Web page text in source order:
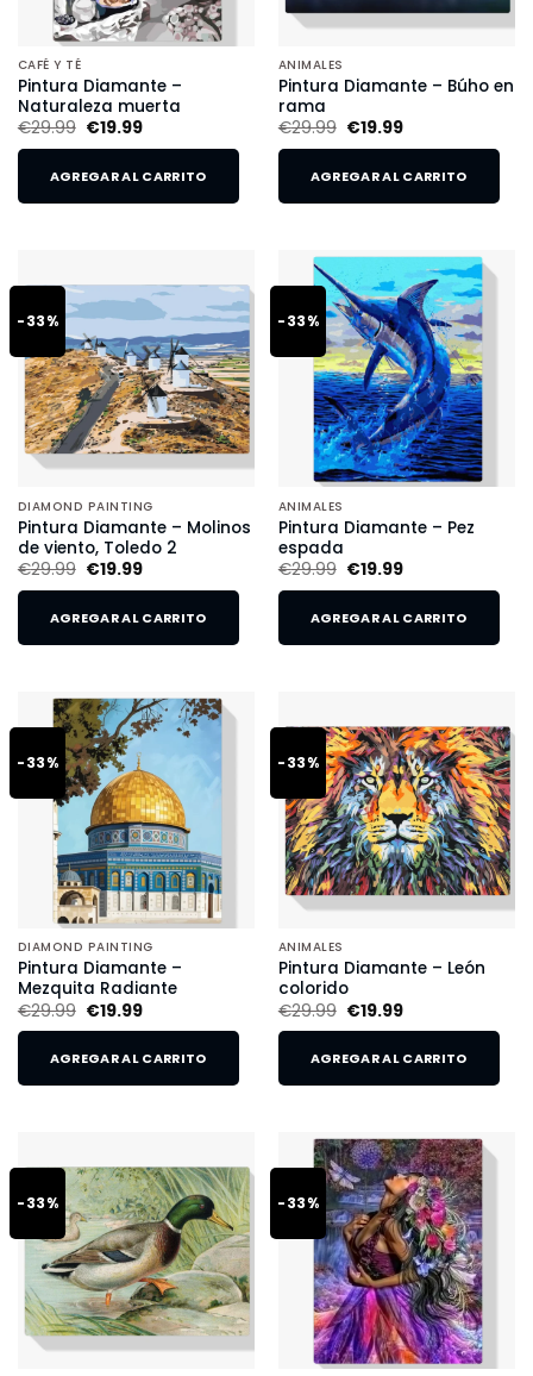
CAFÉ Y TÉ
Pintura Diamante –
Naturaleza muerta
€29.99 €19.99
AGREGAR AL CARRITO
ANIMALES
Pintura Diamante – Búho en
rama
€29.99 €19.99
AGREGAR AL CARRITO
-33%
DIAMOND PAINTING
Pintura Diamante – Molinos
de viento, Toledo 2
€29.99 €19.99
AGREGAR AL CARRITO
-33%
ANIMALES
Pintura Diamante – Pez
espada
€29.99 €19.99
AGREGAR AL CARRITO
-33%
DIAMOND PAINTING
Pintura Diamante –
Mezquita Radiante
€29.99 €19.99
AGREGAR AL CARRITO
-33%
ANIMALES
Pintura Diamante – León
colorido
€29.99 €19.99
AGREGAR AL CARRITO
-33% -33%